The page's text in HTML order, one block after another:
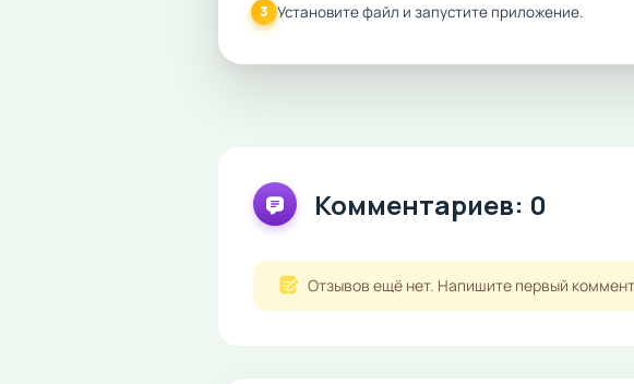
3 Установите файл и запустите приложение.
Комментариев: 0
Отзывов ещё нет. Напишите первый